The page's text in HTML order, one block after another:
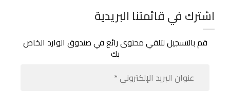
اشترك في قائمتنا البريدية
قم بالتسجيل لتلقي محتوى رائع في صندوق الوارد الخاص
بك